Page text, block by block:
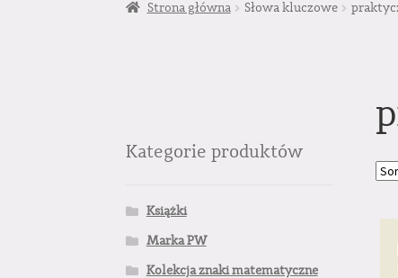
Strona główna Słowa kluczowe
Kategorie produktów
Książki
Marka PW
Kolekcja znaki matematyczne